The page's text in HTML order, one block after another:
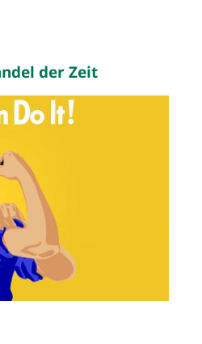
der Zeit